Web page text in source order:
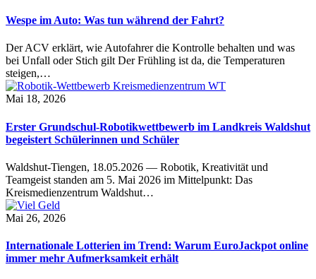
Wespe im Auto: Was tun während der Fahrt?
Der ACV erklärt, wie Autofahrer die Kontrolle behalten und was
bei Unfall oder Stich gilt Der Frühling ist da, die Temperaturen
steigen,…
Mai 18, 2026
Erster Grundschul-Robotikwettbewerb im Landkreis Waldshut
begeistert Schülerinnen und Schüler
Waldshut-Tiengen, 18.05.2026 — Robotik, Kreativität und
Teamgeist standen am 5. Mai 2026 im Mittelpunkt: Das
Kreismedienzentrum Waldshut…
Mai 26, 2026
Internationale Lotterien im Trend: Warum EuroJackpot online
immer mehr Aufmerksamkeit erhält